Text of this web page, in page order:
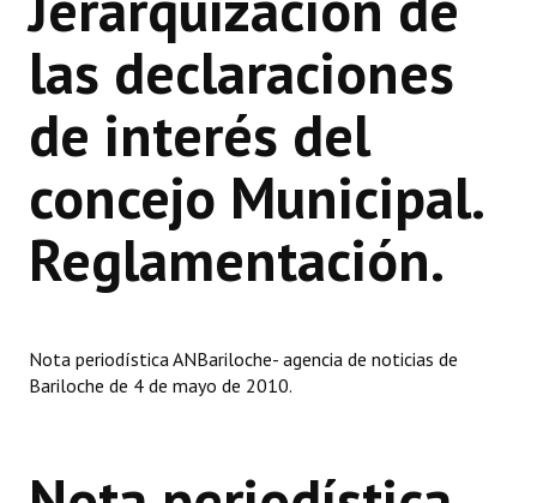
Ejecución Presupuestaria
Actas de Audiencias Públicas
NORMATIVA
Comunicaciones
Declaraciones
Resoluciones
INSTITUCIONAL
Noticias Destacadas
las declaraciones
de interés del
concejo Municipal.
Reglamentación.
Nota periodística ANBariloche- agencia de noticias de
Bariloche de 4 de mayo de 2010.